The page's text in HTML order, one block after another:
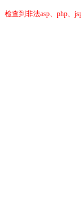
检查到非法asp、php、